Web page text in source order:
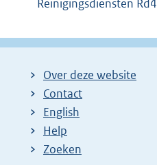
Reinigingsdiensten Rd4
Over deze website
Contact
English
Help
Zoeken